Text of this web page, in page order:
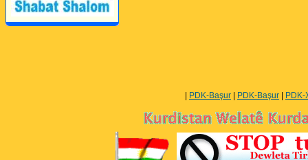
PDK-Başur PDK-Başur